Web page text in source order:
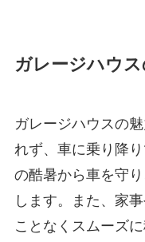
ガレージハウス
ガレージハウスの
れず、車に乗り降
の酷暑から車を守
します。また、家
ことなくスムーズ